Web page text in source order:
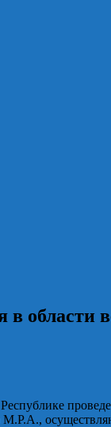
в области
М.Р.А.,